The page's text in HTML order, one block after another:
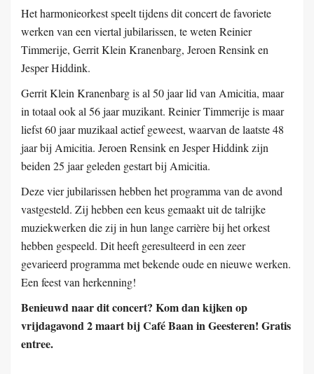
Het harmonieorkest speelt tijdens dit concert de favoriete
werken van een viertal jubilarissen, te weten Reinier
Timmerije, Gerrit Klein Kranenbarg, Jeroen Rensink en
Jesper Hiddink.
Gerrit Klein Kranenbarg is al 50 jaar lid van Amicitia, maar
in totaal ook al 56 jaar muzikant. Reinier Timmerije is maar
liefst 60 jaar muzikaal actief geweest, waarvan de laatste 48
jaar bij Amicitia. Jeroen Rensink en Jesper Hiddink zijn
beiden 25 jaar geleden gestart bij Amicitia.
Deze vier jubilarissen hebben het programma van de avond
vastgesteld. Zij hebben een keus gemaakt uit de talrijke
muziekwerken die zij in hun lange carrière bij het orkest
hebben gespeeld. Dit heeft geresulteerd in een zeer
gevarieerd programma met bekende oude en nieuwe werken.
Een feest van herkenning!
Benieuwd naar dit concert? Kom dan kijken op
vrijdagavond 2 maart bij Café Baan in Geesteren! Gratis
entree.